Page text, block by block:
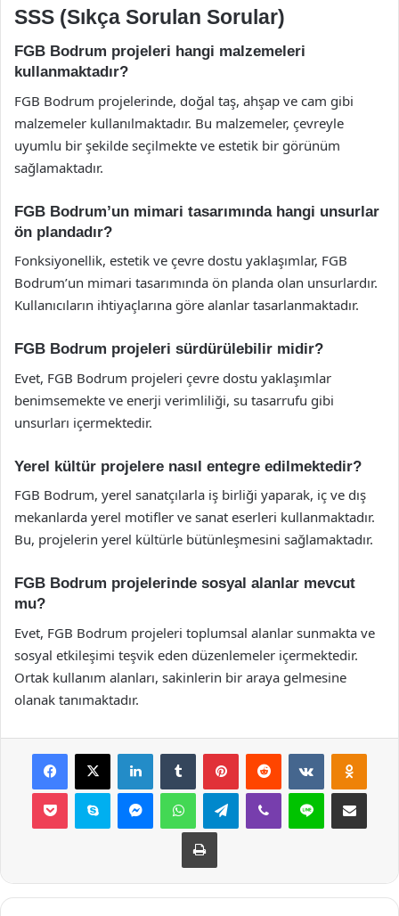
SSS (Sıkça Sorulan Sorular)
FGB Bodrum projeleri hangi malzemeleri
kullanmaktadır?
FGB Bodrum projelerinde, doğal taş, ahşap ve cam gibi
malzemeler kullanılmaktadır. Bu malzemeler, çevreyle
uyumlu bir şekilde seçilmekte ve estetik bir görünüm
sağlamaktadır.
FGB Bodrum’un mimari tasarımında hangi unsurlar
ön plandadır?
Fonksiyonellik, estetik ve çevre dostu yaklaşımlar, FGB
Bodrum’un mimari tasarımında ön planda olan unsurlardır.
Kullanıcıların ihtiyaçlarına göre alanlar tasarlanmaktadır.
FGB Bodrum projeleri sürdürülebilir midir?
Evet, FGB Bodrum projeleri çevre dostu yaklaşımlar
benimsemekte ve enerji verimliliği, su tasarrufu gibi
unsurları içermektedir.
Yerel kültür projelere nasıl entegre edilmektedir?
FGB Bodrum, yerel sanatçılarla iş birliği yaparak, iç ve dış
mekanlarda yerel motifler ve sanat eserleri kullanmaktadır.
Bu, projelerin yerel kültürle bütünleşmesini sağlamaktadır.
FGB Bodrum projelerinde sosyal alanlar mevcut
mu?
Evet, FGB Bodrum projeleri toplumsal alanlar sunmakta ve
sosyal etkileşimi teşvik eden düzenlemeler içermektedir.
Ortak kullanım alanları, sakinlerin bir araya gelmesine
olanak tanımaktadır.
Facebook
X LinkedInTumblr PinterestReddit VKontakte
Pocket Skype MessengerWhatsAppTelegramViber Line E-Posta ile
Yazdır